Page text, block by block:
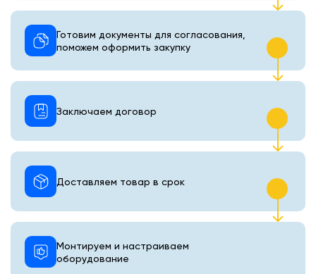
Готовим документы для согласования,
поможем оформить закупку
Монтируем и настраиваем
оборудование
Доставляем товар в срок
Заключаем договор